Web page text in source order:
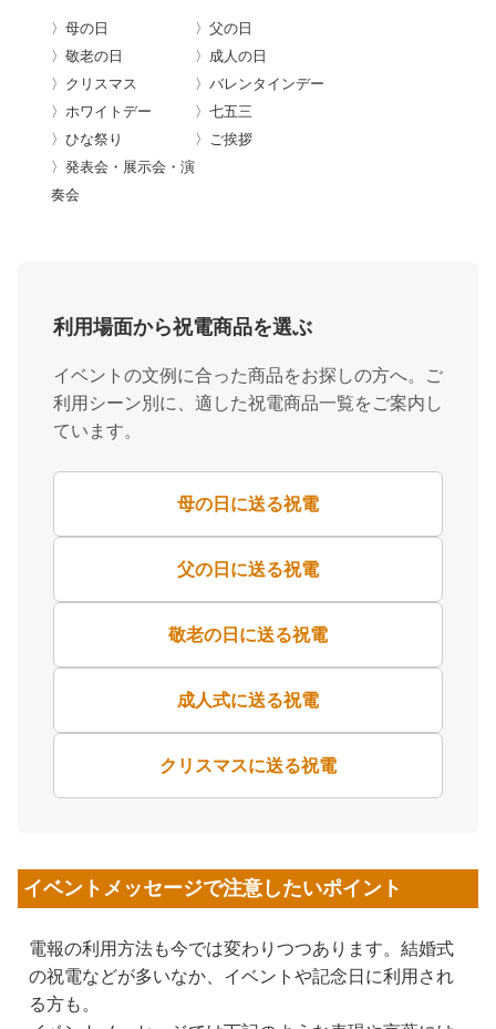
〉母の日
〉父の日
〉敬老の日
〉成人の日
〉クリスマス
〉バレンタインデー
〉ホワイトデー
〉七五三
〉ひな祭り
〉ご挨拶
〉発表会・展示会・演
奏会
利用場面から祝電商品を選ぶ
イベントの文例に合った商品をお探しの方へ。ご
利用シーン別に、適した祝電商品一覧をご案内し
ています。
母の日に送る祝電
父の日に送る祝電
敬老の日に送る祝電
成人式に送る祝電
クリスマスに送る祝電
イベントメッセージで注意したいポイント
電報の利用方法も今では変わりつつあります。結婚式
の祝電などが多いなか、イベントや記念日に利用され
る方も。